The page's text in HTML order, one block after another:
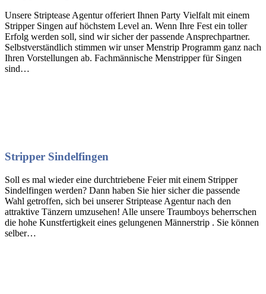
Unsere Striptease Agentur offeriert Ihnen Party Vielfalt mit einem
Stripper Singen auf höchstem Level an. Wenn Ihre Fest ein toller
Erfolg werden soll, sind wir sicher der passende Ansprechpartner.
Selbstverständlich stimmen wir unser Menstrip Programm ganz nach
Ihren Vorstellungen ab. Fachmännische Menstripper für Singen
sind…
Stripper Sindelfingen
Soll es mal wieder eine durchtriebene Feier mit einem Stripper
Sindelfingen werden? Dann haben Sie hier sicher die passende
Wahl getroffen, sich bei unserer Striptease Agentur nach den
attraktive Tänzern umzusehen! Alle unsere Traumboys beherrschen
die hohe Kunstfertigkeit eines gelungenen Männerstrip . Sie können
selber…